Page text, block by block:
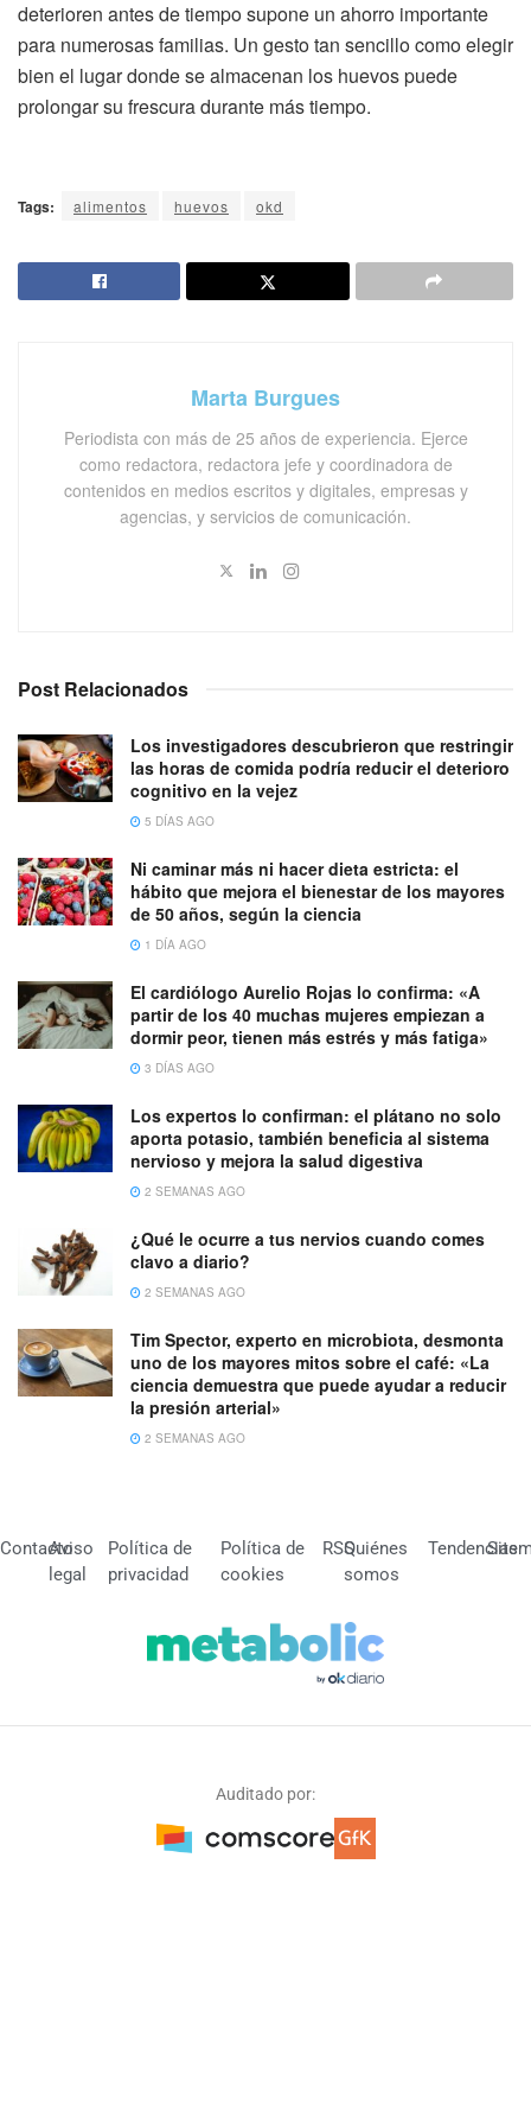
deterioren antes de tiempo supone un ahorro importante
para numerosas familias. Un gesto tan sencillo como elegir
bien el lugar donde se almacenan los huevos puede
prolongar su frescura durante más tiempo.
Tags: alimentos huevos okd
Marta Burgues
Periodista con más de 25 años de experiencia. Ejerce
como redactora, redactora jefe y coordinadora de
contenidos en medios escritos y digitales, empresas y
agencias, y servicios de comunicación.
Post Relacionados
Los investigadores descubrieron que restringir
las horas de comida podría reducir el deterioro
cognitivo en la vejez
5 DÍAS AGO
Ni caminar más ni hacer dieta estricta: el
hábito que mejora el bienestar de los mayores
de 50 años, según la ciencia
1 DÍA AGO
El cardiólogo Aurelio Rojas lo confirma: «A
partir de los 40 muchas mujeres empiezan a
dormir peor, tienen más estrés y más fatiga»
3 DÍAS AGO
Los expertos lo confirman: el plátano no solo
aporta potasio, también beneficia al sistema
nervioso y mejora la salud digestiva
2 SEMANAS AGO
¿Qué le ocurre a tus nervios cuando comes
clavo a diario?
2 SEMANAS AGO
Tim Spector, experto en microbiota, desmonta
uno de los mayores mitos sobre el café: «La
ciencia demuestra que puede ayudar a reducir
la presión arterial»
2 SEMANAS AGO
ContactoAviso
legal
Política de
privacidad
Política de
cookies
RSSQuiénes
somos
Tendencias
Auditado por: